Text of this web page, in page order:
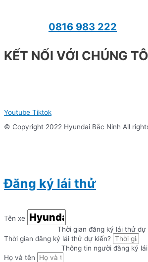
0816 983 222
KẾT NỐI VỚI CHÚNG
Youtube Tiktok
© Copyright 2022 Hyundai Bắc Ninh All
Đăng ký lái thử
Tên xe
Thời gian đăng ký lái thử dự
Thời gian đăng ký lái thử dự kiến?
Thông tin người đăng ký
Họ và tên